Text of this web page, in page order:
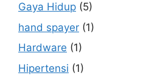
Gaya Hidup (5)
hand spayer (1)
Hardware (1)
Hipertensi (1)